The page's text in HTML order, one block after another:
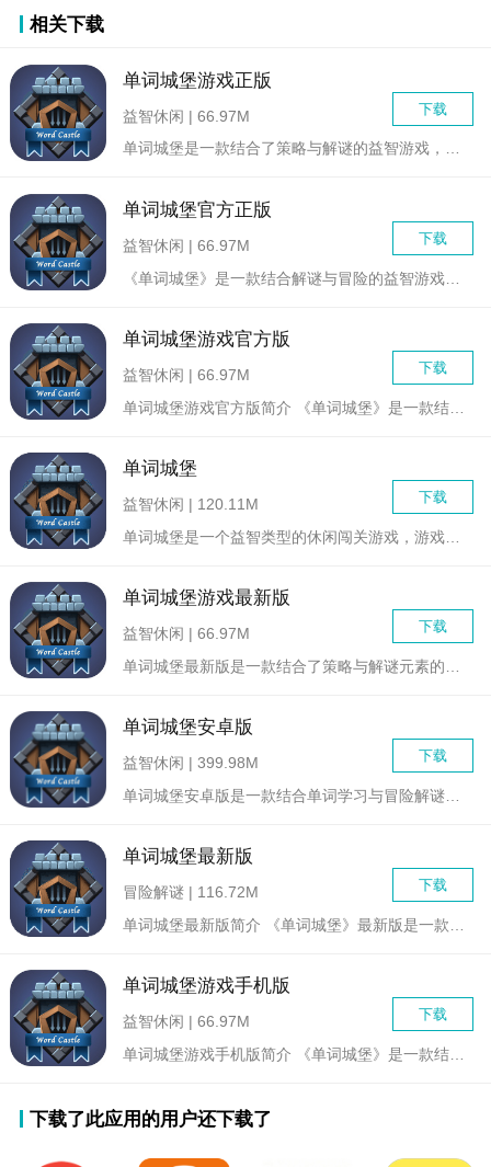
相关下载
单词城堡游戏正版
下载
益智休闲 | 66.97M
单词城堡是一款结合了策略与解谜的益智游戏，玩家需要在充满挑战...
单词城堡官方正版
下载
益智休闲 | 66.97M
单词城堡游戏官方版
下载
益智休闲 | 66.97M
单词城堡
下载
益智休闲 | 120.11M
单词城堡游戏最新版
下载
益智休闲 | 66.97M
单词城堡安卓版
下载
益智休闲 | 399.98M
单词城堡最新版
下载
冒险解谜 | 116.72M
单词城堡游戏手机版
下载
益智休闲 | 66.97M
下载了此应用的用户还下载了